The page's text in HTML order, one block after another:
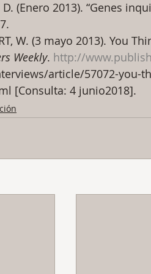
D. (Enero 2013). “Genes
W. (3 mayo 2013). You
Weekly. http://
article/57072-you-
[Consulta: 4 junio2018].